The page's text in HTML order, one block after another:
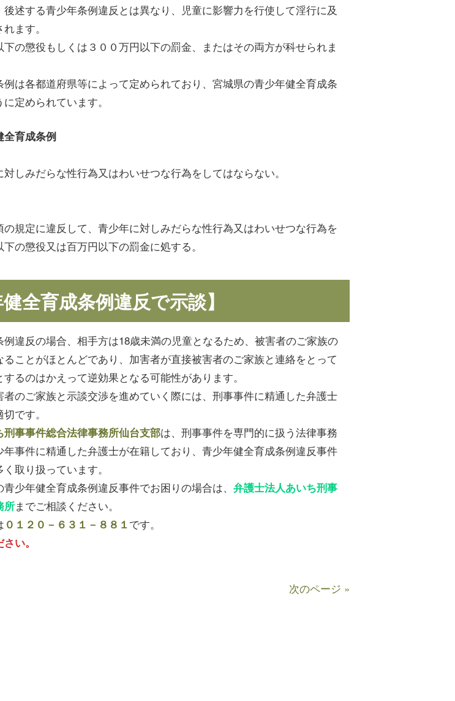
後述する青少年条例違反とは異なり、児童に影響力を行使して淫行に及
ます。
の懲役もしくは３００万円以下の罰金、またはその両方が科せられま
は各都道府県等によって定められており、宮城県の青少年健全育成条
定められています。
育成条例
しみだらな性行為又はわいせつな行為をしてはならない。
規定に違反して、青少年に対しみだらな性行為又はわいせつな行為を
の懲役又は百万円以下の罰金に処する。
健全育成条例違反で示談】
違反の場合、相手方は18歳未満の児童となるため、被害者のご家族の
ことがほとんどであり、加害者が直接被害者のご家族と連絡をとって
るのはかえって逆効果となる可能性があります。
のご家族と示談交渉を進めていく際には、刑事事件に精通した弁護士
です。
事事件総合法律事務所仙台支部は、刑事事件を専門的に扱う法律事務
年事件に精通した弁護士が在籍しており、青少年健全育成条例違反事件
取り扱っています。
少年健全育成条例違反事件でお困りの場合は、 弁護士法人あいち刑事
所までご相談ください。
０１２０－６３１－８８１です。
い。
次のページ »